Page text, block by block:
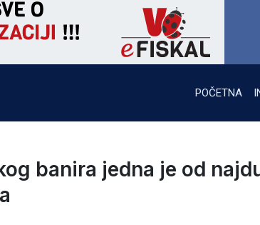
POČETNA
banira jedna je od